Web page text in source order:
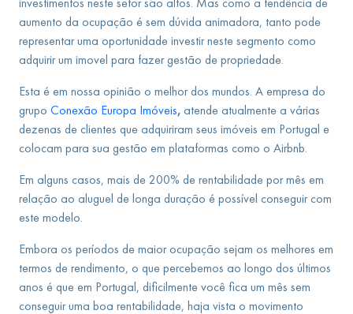
aumento da ocupação é sem dúvida animadora, tanto pode
representar uma oportunidade investir neste segmento como
adquirir um imovel para fazer gestão de propriedade.
Esta é em nossa opinião o melhor dos mundos. A empresa do
grupo Conexão Europa Imóveis, atende atualmente a várias
dezenas de clientes que adquiriram seus imóveis em Portugal e
colocam para sua gestão em plataformas como o Airbnb.
Em alguns casos, mais de 200% de rentabilidade por mês em
relação ao aluguel de longa duração é possível conseguir com
este modelo.
Embora os períodos de maior ocupação sejam os melhores em
termos de rendimento, o que percebemos ao longo dos últimos
anos é que em Portugal, dificilmente você fica um mês sem
conseguir uma boa rentabilidade, haja vista o movimento